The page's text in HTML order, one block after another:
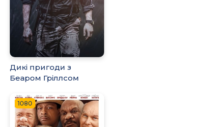
Дикі пригоди з
Беаром Гріллсом
1080